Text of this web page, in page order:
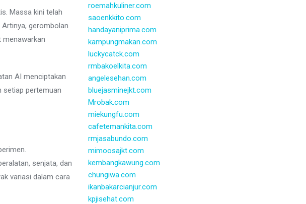
Massa kini telah
gerombolan
menawarkan
AI menciptakan
setiap pertemuan
senjata, dan
variasi dalam cara
roemahkuliner.com
saoenkkito.com
handayaniprima.com
kampungmakan.com
luckycatck.com
rmbakoelkita.com
angelesehan.com
bluejasminejkt.com
Mrobak.com
miekungfu.com
cafetemankita.com
rmjasabundo.com
mimoosajkt.com
kembangkawung.com
chungiwa.com
ikanbakarcianjur.com
kpjisehat.com